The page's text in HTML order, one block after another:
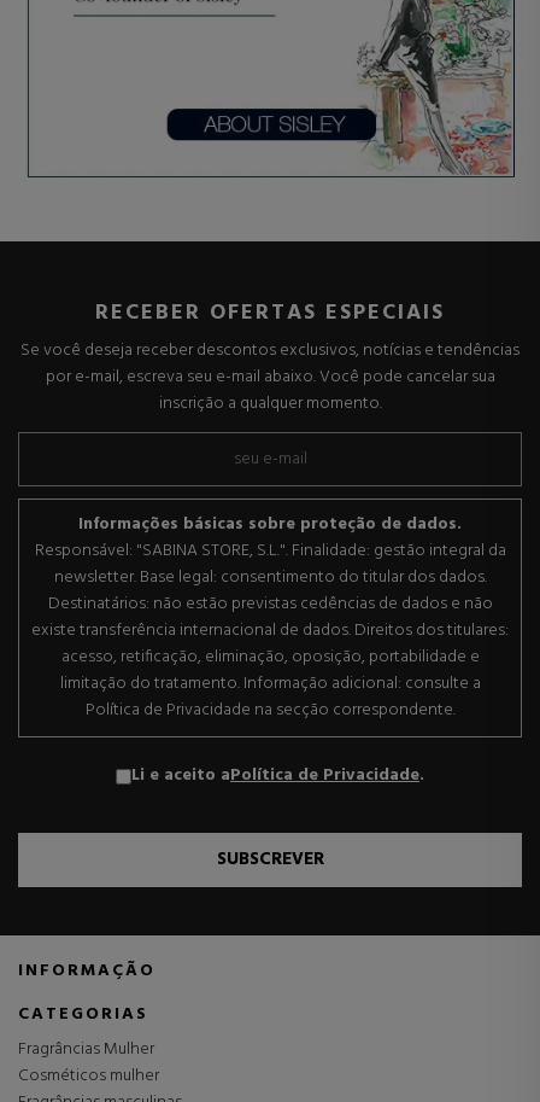
RECEBER OFERTAS ESPECIAIS
Se você deseja receber descontos exclusivos, notícias e tendências
por e-mail, escreva seu e-mail abaixo. Você pode cancelar sua
inscrição a qualquer momento.
Informações básicas sobre proteção de dados.
Responsável: "SABINA STORE, S.L.". Finalidade: gestão integral da
newsletter. Base legal: consentimento do titular dos dados.
Destinatários: não estão previstas cedências de dados e não
existe transferência internacional de dados. Direitos dos titulares:
acesso, retificação, eliminação, oposição, portabilidade e
limitação do tratamento. Informação adicional: consulte a
Política de Privacidade na secção correspondente.
Li e aceito aPolítica de Privacidade.
SUBSCREVER
INFORMAÇÃO
CATEGORIAS
Fragrâncias Mulher
Cosméticos mulher